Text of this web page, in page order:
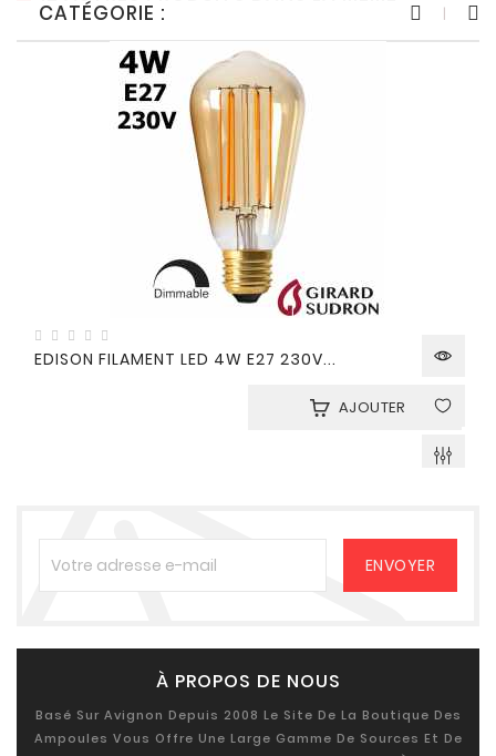
CATÉGORIE :
EDISON FILAMENT LED 4W E27 230V...
AJOUTER
À PROPOS DE NOUS
Basé Sur Avignon Depuis 2008 Le Site De La Boutique Des
Ampoules Vous Offre Une Large Gamme De Sources Et De